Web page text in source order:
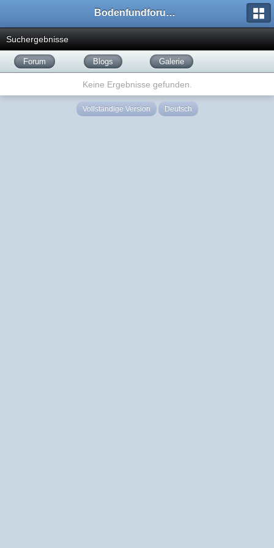
Bodenfundforum.com
Suchergebnisse
Forum Blogs Galerie
Keine Ergebnisse gefunden.
Vollständige Version Deutsch